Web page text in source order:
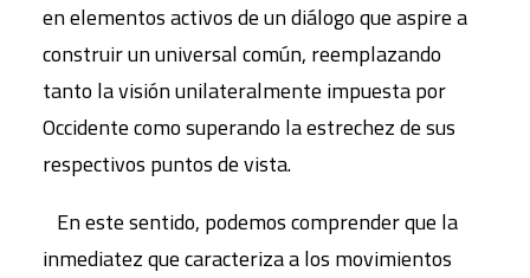
en elementos activos de un diálogo que aspire a
construir un universal común, reemplazando
tanto la visión unilateralmente impuesta por
Occidente como superando la estrechez de sus
respectivos puntos de vista.
En este sentido, podemos comprender que la
inmediatez que caracteriza a los movimientos